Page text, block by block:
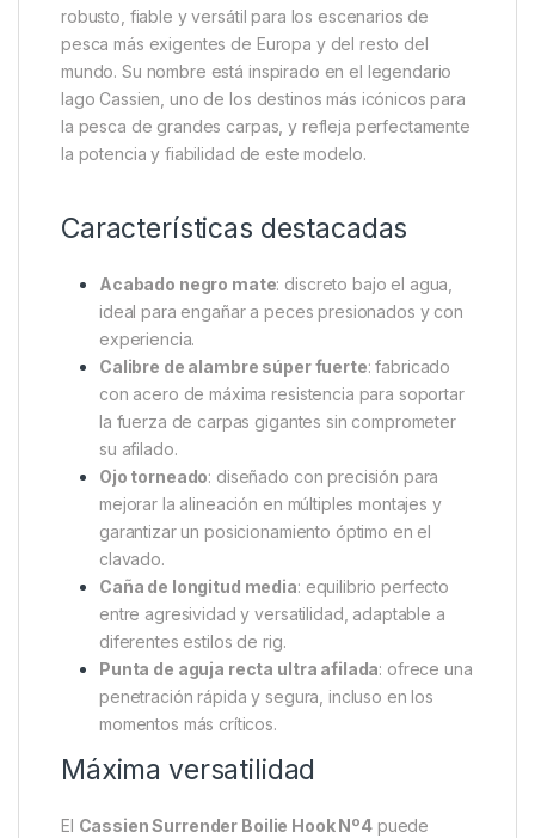
robusto, fiable y versátil para los escenarios de
pesca más exigentes de Europa y del resto del
mundo. Su nombre está inspirado en el legendario
lago Cassien, uno de los destinos más icónicos para
la pesca de grandes carpas, y refleja perfectamente
la potencia y fiabilidad de este modelo.
Características destacadas
Acabado negro mate: discreto bajo el agua,
ideal para engañar a peces presionados y con
experiencia.
Calibre de alambre súper fuerte: fabricado
con acero de máxima resistencia para soportar
la fuerza de carpas gigantes sin comprometer
su afilado.
Ojo torneado: diseñado con precisión para
mejorar la alineación en múltiples montajes y
garantizar un posicionamiento óptimo en el
clavado.
Caña de longitud media: equilibrio perfecto
entre agresividad y versatilidad, adaptable a
diferentes estilos de rig.
Punta de aguja recta ultra afilada: ofrece una
penetración rápida y segura, incluso en los
momentos más críticos.
Máxima versatilidad
El Cassien Surrender Boilie Hook Nº4puede